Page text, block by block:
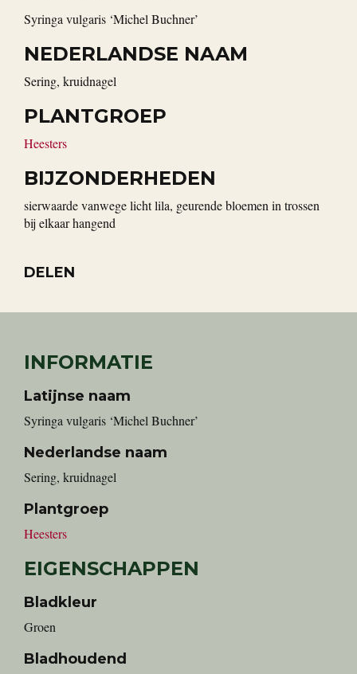
Syringa vulgaris ‘Michel Buchner’
NEDERLANDSE NAAM
sering, kruidnagel
PLANTGROEP
Heesters
BIJZONDERHEDEN
sierwaarde vanwege licht lila, geurende bloemen in trossen
bij elkaar hangend
DELEN
INFORMATIE
Latijnse naam
Syringa vulgaris ‘Michel Buchner’
Nederlandse naam
sering, kruidnagel
Plantgroep
Heesters
EIGENSCHAPPEN
Bladkleur
Groen
Bladhoudend